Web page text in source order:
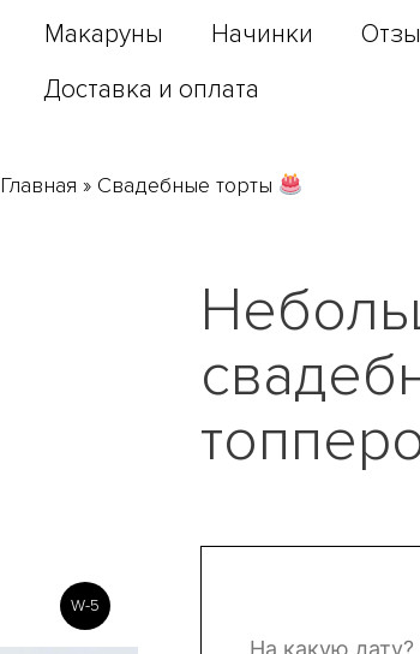
Макаруны Начинки
Доставка и оплата
Главная » Свадебные торты
W-5